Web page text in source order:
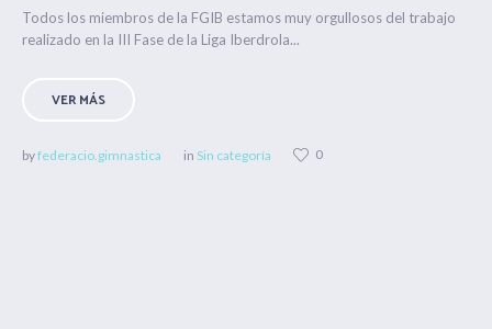
Todos los miembros de la FGIB estamos muy orgullosos del trabajo
realizado en la III Fase de la Liga Iberdrola...
VER MÁS
byfederacio.gimnastica in Sin categoría 0